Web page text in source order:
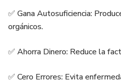
✅ Gana Autosuficiencia:
orgánicos.
✅ Ahorra Dinero: Reduce la
✅ Cero Errores: Evita